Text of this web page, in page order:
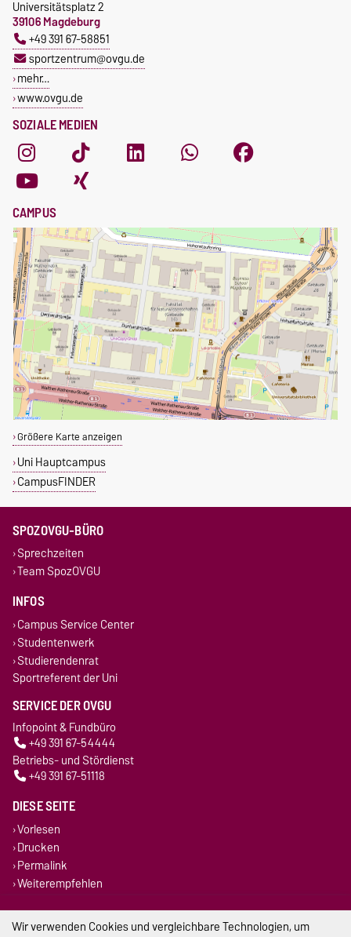
SOZIALE MEDIEN
Universitätsplatz 2
39106 Magdeburg
+49 391 67-58851
sportzentrum@ovgu.de
mehr…
www.ovgu.de
CAMPUS
Größere Karte anzeigen
Uni Hauptcampus
CampusFINDER
SPOZOVGU-BÜRO
Sprechzeiten
Team SpozOVGU
INFOS
Campus Service Center
Studentenwerk
Studierendenrat
Sportreferent der Uni
SERVICE DER OVGU
Infopoint & Fundbüro
+49 391 67-54444
Betriebs- und Stördienst
+49 391 67-51118
DIESE SEITE
Vorlesen
Drucken
Permalink
Weiterempfehlen
Impressum
Wir verwenden Cookies und vergleichbare Technologien, um